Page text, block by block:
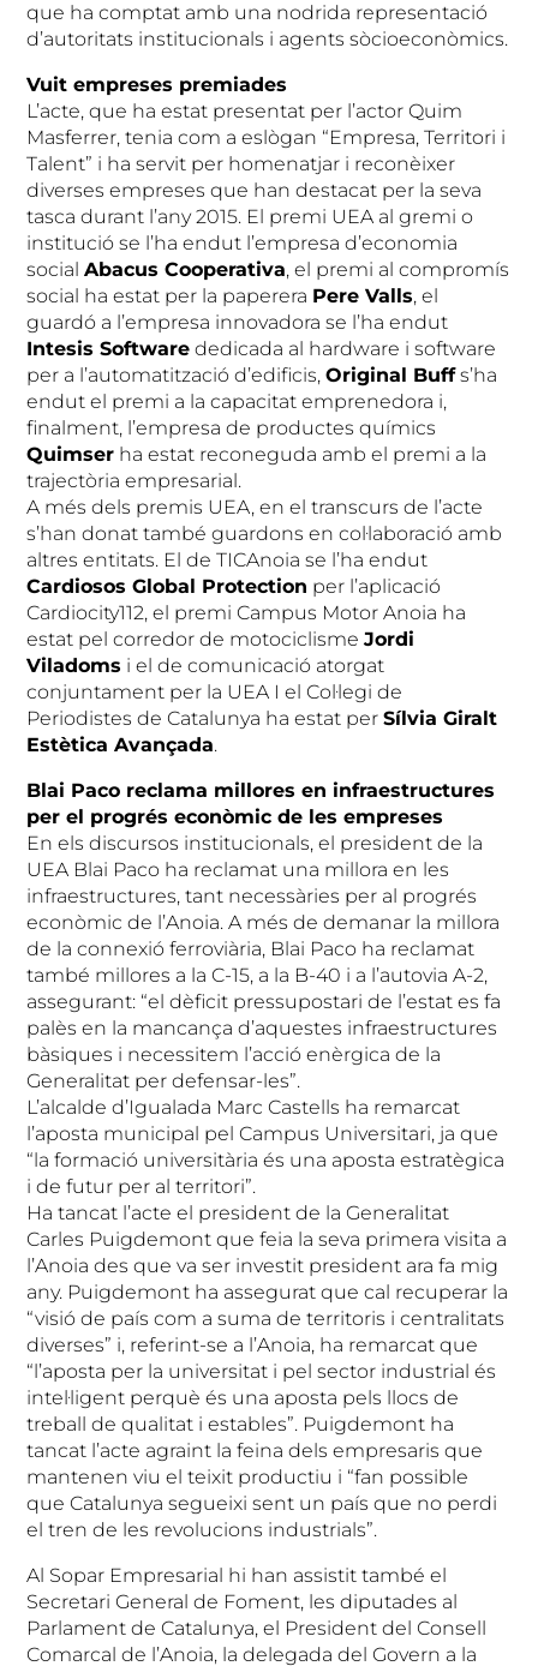
que ha comptat amb una nodrida representació
d’autoritats institucionals i agents sòcioeconòmics.
Vuit empreses premiades
L’acte, que ha estat presentat per l’actor Quim
Masferrer, tenia com a eslògan “Empresa, Territori i
Talent” i ha servit per homenatjar i reconèixer
diverses empreses que han destacat per la seva
tasca durant l’any 2015. El premi UEA al gremi o
institució se l’ha endut l’empresa d’economia
socialAbacus Cooperativa, el premi al compromís
social ha estat per la paperera Pere Valls, el
guardó a l’empresa innovadora se l’ha endut
Intesis Software dedicada al hardware i software
per a l’automatització d’edificis,Original Buffs’ha
endut el premi a la capacitat emprenedora i,
finalment, l’empresa de productes químics
Quimser ha estat reconeguda amb el premi a la
trajectòria empresarial.
A més dels premis UEA, en el transcurs de l’acte
s’han donat també guardons en col·laboració amb
altres entitats. El de TICAnoia se l’ha endut
Cardiosos Global Protection per l’aplicació
Cardiocity112, el premi Campus Motor Anoia ha
estat pel corredor de motociclismeJordi
Viladoms i el de comunicació atorgat
conjuntament per la UEA I el Col·legi de
Periodistes de Catalunya ha estat perSílvia Giralt
Estètica Avançada.
Blai Paco reclama millores en infraestructures
per el progrés econòmic de les empreses
En els discursos institucionals, el president de la
UEA Blai Paco ha reclamat una millora en les
infraestructures, tant necessàries per al progrés
econòmic de l’Anoia. A més de demanar la millora
de la connexió ferroviària, Blai Paco ha reclamat
també millores a la C-15, a la B-40 i a l’autovia A-2,
assegurant: “el dèficit pressupostari de l’estat es fa
palès en la mancança d’aquestes infraestructures
bàsiques i necessitem l’acció enèrgica de la
Generalitat per defensar-les”.
L’alcalde d’Igualada Marc Castells ha remarcat
l’aposta municipal pel Campus Universitari, ja que
“la formació universitària és una aposta estratègica
i de futur per al territori”.
Ha tancat l’acte el president de la Generalitat
Carles Puigdemont que feia la seva primera visita a
l’Anoia des que va ser investit president ara fa mig
any. Puigdemont ha assegurat que cal recuperar la
“visió de país com a suma de territoris i centralitats
diverses” i, referint-se a l’Anoia, ha remarcat que
“l’aposta per la universitat i pel sector industrial és
intel·ligent perquè és una aposta pels llocs de
treball de qualitat i estables”. Puigdemont ha
tancat l’acte agraint la feina dels empresaris que
mantenen viu el teixit productiu i “fan possible
que Catalunya segueixi sent un país que no perdi
el tren de les revolucions industrials”.
Al Sopar Empresarial hi han assistit també el
Secretari General de Foment, les diputades al
Parlament de Catalunya, el President del Consell
Comarcal de l’Anoia, la delegada del Govern a la